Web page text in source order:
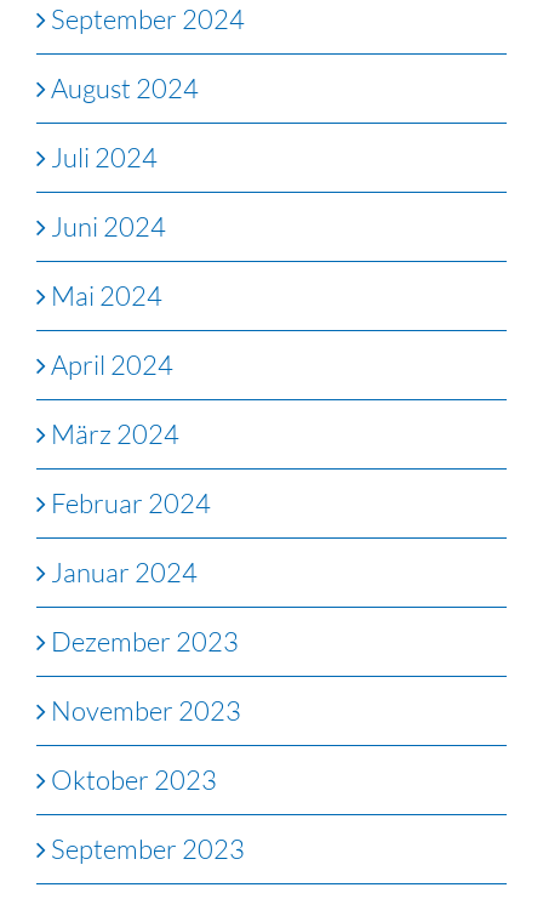
September 2024
August 2024
Juli 2024
Juni 2024
Mai 2024
April 2024
März 2024
Februar 2024
Januar 2024
Dezember 2023
November 2023
Oktober 2023
September 2023